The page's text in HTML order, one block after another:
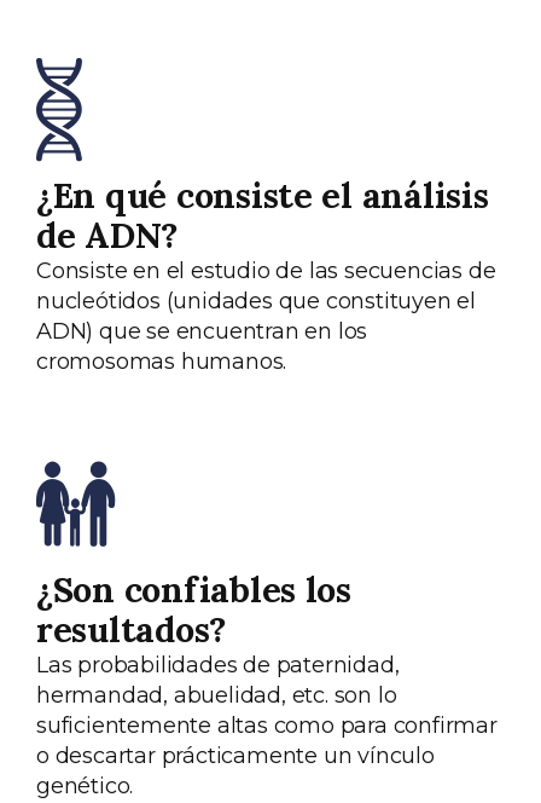
¿En qué consiste el análisis
de ADN?
Consiste en el estudio de las secuencias de
nucleótidos (unidades que constituyen el
ADN) que se encuentran en los
cromosomas humanos.
¿Son confiables los
resultados?
Las probabilidades de paternidad,
hermandad, abuelidad, etc. son lo
suficientemente altas como para confirmar
o descartar prácticamente un vínculo
genético.